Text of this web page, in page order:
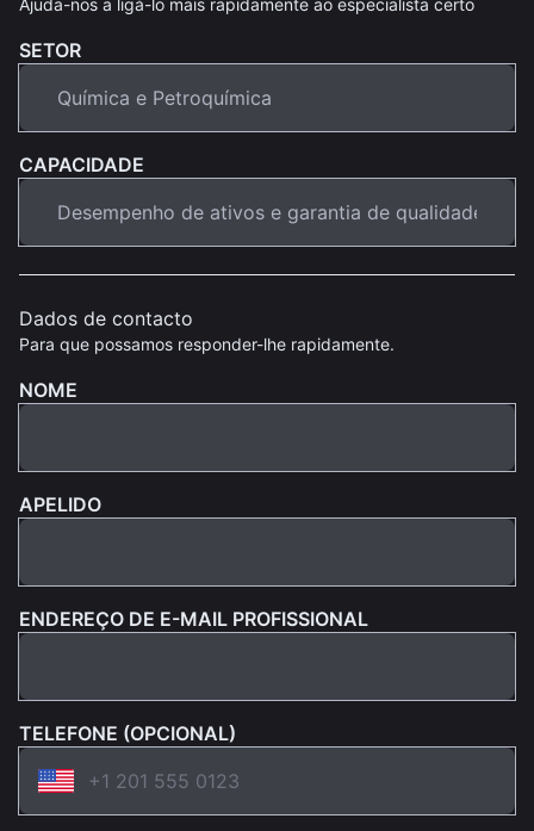
Ajuda-nos a ligá-lo mais rapidamente ao especialista certo
SETOR
CAPACIDADE
Dados de contacto
Para que possamos responder-lhe rapidamente.
NOME
APELIDO
ENDEREÇO DE E-MAIL PROFISSIONAL
TELEFONE (OPCIONAL)